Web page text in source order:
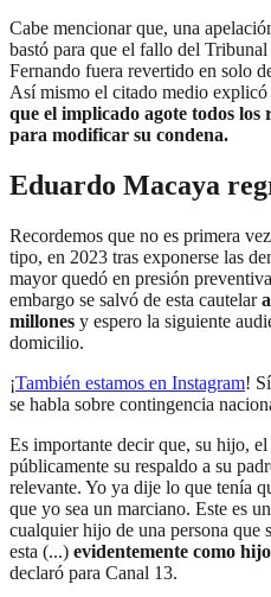
Cabe mencionar que, una
bastó para que el fallo del
Fernando fuera revertido en solo
Así mismo el citado medio explicó
que el implicado agote todos los
para modificar su condena.
Eduardo Macaya
Recordemos que no es primera
tipo, en 2023 tras exponerse las
mayor quedó en presión
embargo se salvó de esta cautelar
millones y espero la siguiente
domicilio.
¡También estamos en Instagram!
se habla sobre contingencia
Es importante decir que, su hijo,
públicamente su respaldo a su
relevante. Yo ya dije lo que tenía
que yo sea un marciano. Este es
cualquier hijo de una persona que
esta (...) evidentemente como
declaró para Canal 13.